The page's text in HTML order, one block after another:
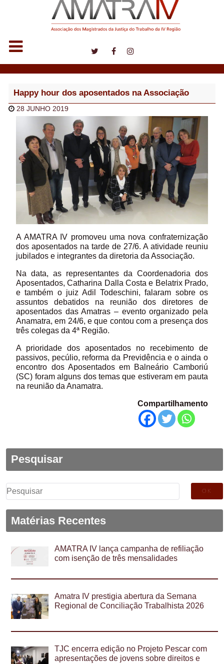
Happy hour dos aposentados na Associação
28 JUNHO 2019
A AMATRA IV promoveu uma nova confraternização
dos aposentados na tarde de 27/6. A atividade reuniu
jubilados e integrantes da diretoria da Associação.
Na data, as representantes da Coordenadoria dos
Aposentados, Catharina Dalla Costa e Belatrix Prado,
e também o juiz Adil Todeschini, falaram sobre os
assuntos debatidos na reunião dos diretores de
aposentados das Amatras – evento organizado pela
Anamatra, em 24/6, e que contou com a presença dos
três colegas da 4ª Região.
A prioridade dos aposentados no recebimento de
passivos, pecúlio, reforma da Previdência e o ainda o
encontro dos Aposentados em Balneário Camboriú
(SC) foram alguns dos temas que estiveram em pauta
na reunião da Anamatra.
Compartilhamento
Pesquisar
Pesquisar
por:
Matérias Recentes
AMATRA IV lança campanha de refiliação
com isenção de três mensalidades
Amatra IV prestigia abertura da Semana
Regional de Conciliação Trabalhista 2026
TJC encerra edição no Projeto Pescar com
apresentações de jovens sobre direitos e